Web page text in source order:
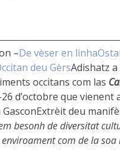
–De vèser en linha
deu GèrsAdishatz
occitans com las
d’octobre que vienent
GasconExtrèit deu
besonh de diversitat
com de la